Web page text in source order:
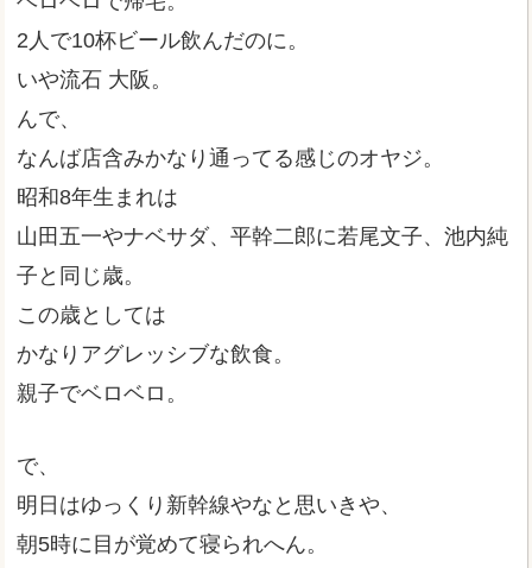
2人で10杯ビール飲んだのに。
いや流石 大阪。
んで、
なんば店含みかなり通ってる感じのオヤジ。
昭和8年生まれは
山田五一やナベサダ、平幹二郎に若尾文子、池内純
子と同じ歳。
この歳としては
かなりアグレッシブな飲食。
親子でベロベロ。
で、
明日はゆっくり新幹線やなと思いきや、
朝5時に目が覚めて寝られへん。